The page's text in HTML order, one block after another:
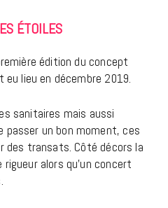
ÉTOILES
édition du concept
lieu en décembre 2019.
sanitaires mais aussi
passer un bon moment, ces
des transats. Côté décors la
alors qu’un concert